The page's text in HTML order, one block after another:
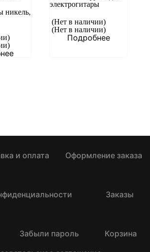
никель,
электрогитары
(Нет в наличии)
(Нет в наличии)
Подробнее
и оплата Оформление заказа
Заказы
Забыли пароль
Корзина